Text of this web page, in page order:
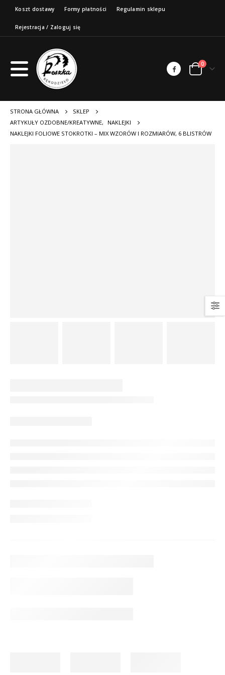
Koszt dostawy Formy płatności Regulamin sklepu
Rejestracja / Zaloguj się
0
STRONA GŁÓWNA
SKLEP
ARTYKUŁY OZDOBNE/KREATYWNE,
NAKLEJKI
NAKLEJKI FOLIOWE STOKROTKI – MIX WZORÓW I ROZMIARÓW, 6 BLISTRÓW